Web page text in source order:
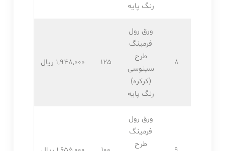
رنگ پایه
8
ورق رول
فرمینگ
طرح
سینوسی
(کرکره)
رنگ پایه
125 1,948,۰۰۰ ریال
ورق رول
فرمینگ
طرح